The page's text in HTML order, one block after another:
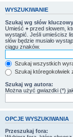
WYSZUKIWANIE
Szukaj wg słów
Umieść + przed słowem,
wystąpić. Jeśli umieścisz
słów będzie musiało
ciągu znaków.
Szukaj wszystkich
Szukaj któregokolwiek
Szukaj wg autora:
Można użyć gwiazdki (*)
OPCJE WYSZUKIWANIA
Przeszukaj fora: